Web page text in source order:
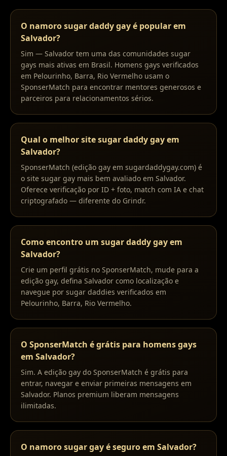
O namoro sugar daddy gay é popular em
Salvador?
Sim — Salvador tem uma das comunidades sugar
gays mais ativas em Brasil. Homens gays verificados
em Pelourinho, Barra, Rio Vermelho usam o
SponserMatch para encontrar mentores generosos e
parceiros para relacionamentos sérios.
Qual o melhor site sugar daddy gay em
Salvador?
SponserMatch (edição gay em sugardaddygay.com) é
o site sugar gay mais bem avaliado em Salvador.
Oferece verificação por ID + foto, match com IA e chat
criptografado — diferente do Grindr.
Como encontro um sugar daddy gay em
Salvador?
Crie um perfil grátis no SponserMatch, mude para a
edição gay, defina Salvador como localização e
navegue por sugar daddies verificados em
Pelourinho, Barra, Rio Vermelho.
O SponserMatch é grátis para homens gays
em Salvador?
Sim. A edição gay do SponserMatch é grátis para
entrar, navegar e enviar primeiras mensagens em
Salvador. Planos premium liberam mensagens
ilimitadas.
O namoro sugar gay é seguro em Salvador?